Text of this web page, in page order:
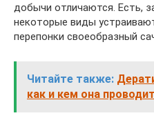
добычи отличаются. Есть,
некоторые виды
перепонки своеобразный
Читайте также:
как и кем она